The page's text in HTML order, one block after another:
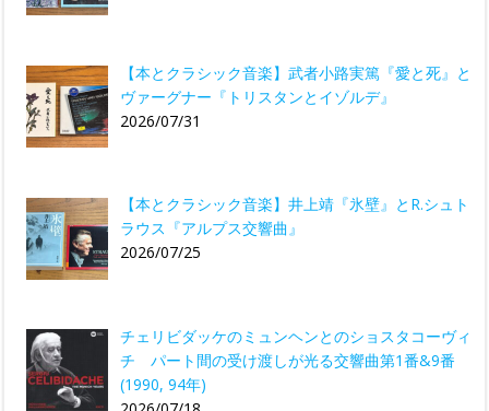
【本とクラシック音楽】武者小路実篤『愛と死』と
ヴァーグナー『トリスタンとイゾルデ』
2026/07/31
【本とクラシック音楽】井上靖『氷壁』とR.シュト
ラウス『アルプス交響曲』
2026/07/25
チェリビダッケのミュンヘンとのショスタコーヴィ
チ パート間の受け渡しが光る交響曲第1番&9番
(1990, 94年)